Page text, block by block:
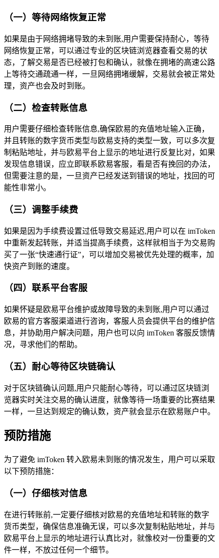
（一）等待网络恢复正常
如果是由于网络拥堵导致的未到账,用户需要保持耐心，等待
网络恢复正常，可以通过专业的区块链浏览器查看交易的状
态，了解交易是否已经被打包和确认，就像在拥堵的高速公路
上等待交通疏通一样，一旦网络拥堵缓解，交易就会被正常处
理，资产也会及时到账。
（二）检查转账信息
用户需要仔细检查转账信息,确保欧易的充值地址输入正确，
并且转账的数字货币类型与欧易支持的类型一致，可以多次复
制粘贴地址，并与欧易平台上显示的地址进行反复比对，如果
发现信息错误，应立即联系欧易客服，看是否有挽回的办法，
但需要注意的是，一旦资产已经发送到错误的地址，找回的可
能性非常小。
（三）调整手续费
如果是因为手续费设置过低导致交易延迟,用户可以在 imToken
中重新发起转账，并适当提高手续费，这样就相当于为交易购
买了一张“快速通行证”，可以增加交易被优先处理的概率，加
快资产到账的速度。
（四）联系平台客服
如果怀疑是欧易平台维护或故障导致的未到账,用户可以通过
欧易的官方客服渠道进行咨询，客服人员会提供平台的维护信
息，并协助用户解决问题，用户也可以向 imToken 客服反馈情
况，寻求他们的帮助。
（五）耐心等待区块链确认
对于区块链确认问题,用户只能耐心等待，可以通过区块链浏
览器实时关注交易的确认进度，就像等待一场重要的比赛结果
一样，一旦达到规定的确认数，资产就会显示在欧易账户中。
预防措施
为了避免 imToken 转入欧易未到账的情况发生，用户可以采取
以下预防措施：
（一）仔细核对信息
在进行转账前,一定要仔细核对欧易的充值地址和转账的数字
货币类型，确保信息准确无误，可以多次复制粘贴地址，并与
欧易平台上显示的地址进行认真比对，就像校对一份重要的文
件一样，不放过任何一个细节。